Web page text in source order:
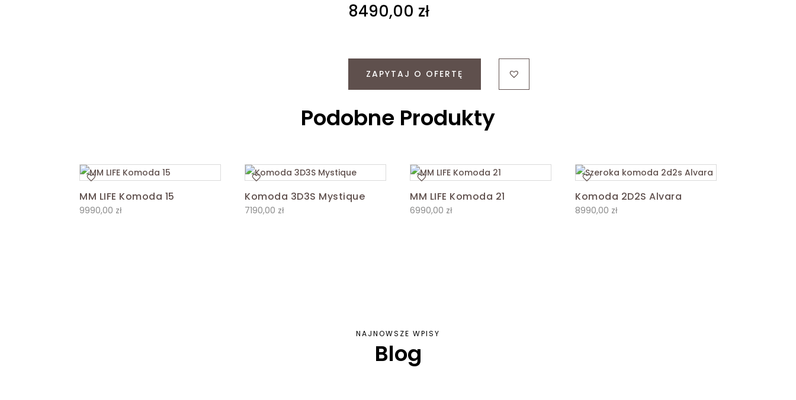
8490,00 zł
ZAPYTAJ O OFERTĘ
Podobne Produkty
MM LIFE Komoda 15
9990,00 zł
Komoda 3D3S Mystique
7190,00 zł
MM LIFE Komoda 21
6990,00 zł
Komoda 2D2S Alvara
8990,00 zł
NAJNOWSZE WPISY
Blog